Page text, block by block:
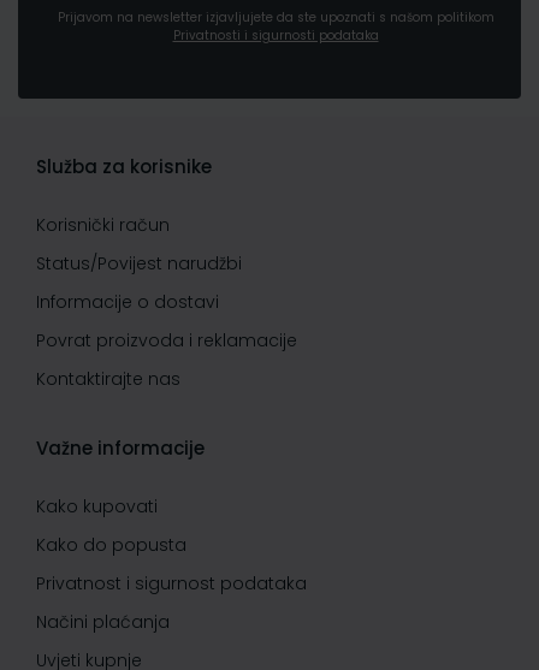
Prijavom na newsletter izjavljujete da ste upoznati s našom politikom
Privatnosti i sigurnosti podataka
Služba za korisnike
Korisnički račun
Status/Povijest narudžbi
Informacije o dostavi
Povrat proizvoda i reklamacije
Kontaktirajte nas
Važne informacije
Kako kupovati
Kako do popusta
Privatnost i sigurnost podataka
Načini plaćanja
Uvjeti kupnje